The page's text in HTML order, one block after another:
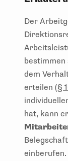
Der
bestimmen
dem
erteilen (§
hat, kann